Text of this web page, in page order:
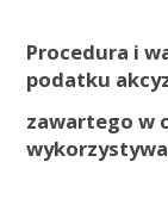
Procedura i
podatku
zawartego w